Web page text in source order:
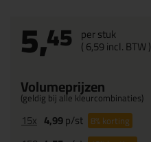
5,45 per stuk
(6,59incl. BTW )
Volumeprijzen
(geldig bij alle kleurcombinaties)
15x 4,99p/st 8%korting